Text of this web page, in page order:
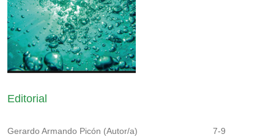
Editorial
Gerardo Armando Picón (Autor/a) 7-9